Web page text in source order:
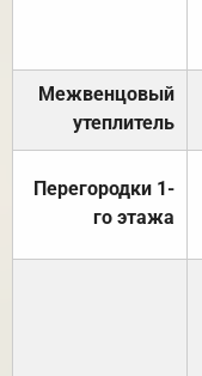
Межвенцовый
утеплитель
Перегородки 1-
го этажа